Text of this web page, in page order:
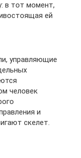
в тот момент,
ей
управляющие
человек
и
скелет.